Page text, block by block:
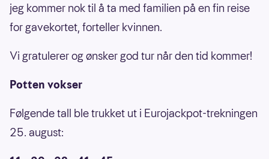
jeg kommer nok til å ta med familien på en fin reise
for gavekortet, forteller kvinnen.
Vi gratulerer og ønsker god tur når den tid kommer!
Potten vokser
Følgende tall ble trukket ut i Eurojackpot-trekningen
25. august: